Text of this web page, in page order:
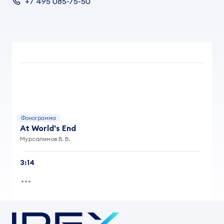
Фонограмма
At World's End
Мурсалимов В. В.
3:14